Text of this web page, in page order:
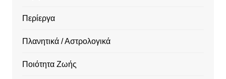
Περίεργα
Πλανητικά / Αστρολογικά
Ποιότητα Ζωής